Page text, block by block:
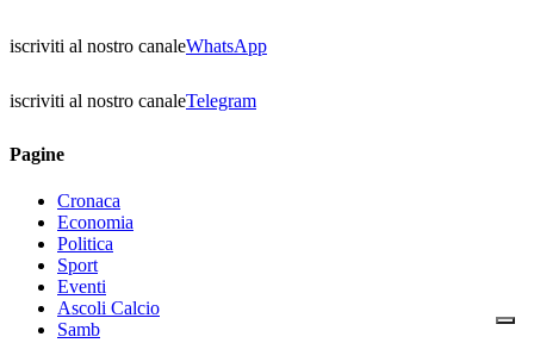
iscriviti al nostro canaleWhatsApp
iscriviti al nostro canaleTelegram
Pagine
Cronaca
Economia
Politica
Sport
Eventi
Ascoli Calcio
Samb